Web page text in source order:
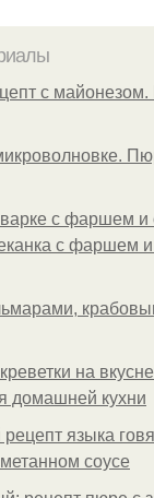
с майонезом.
с фаршем и
с фаршем
на
домашней кухни
языка
соусе